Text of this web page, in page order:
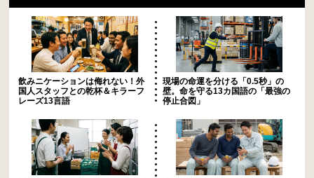
飲みニケーションは侮れない！外
国人スタッフとの乾杯＆キラーフ
レーズ13言語
現場の命運を分ける「0.5秒」の
壁。命を守る13カ国語の「最強の
停止合図」